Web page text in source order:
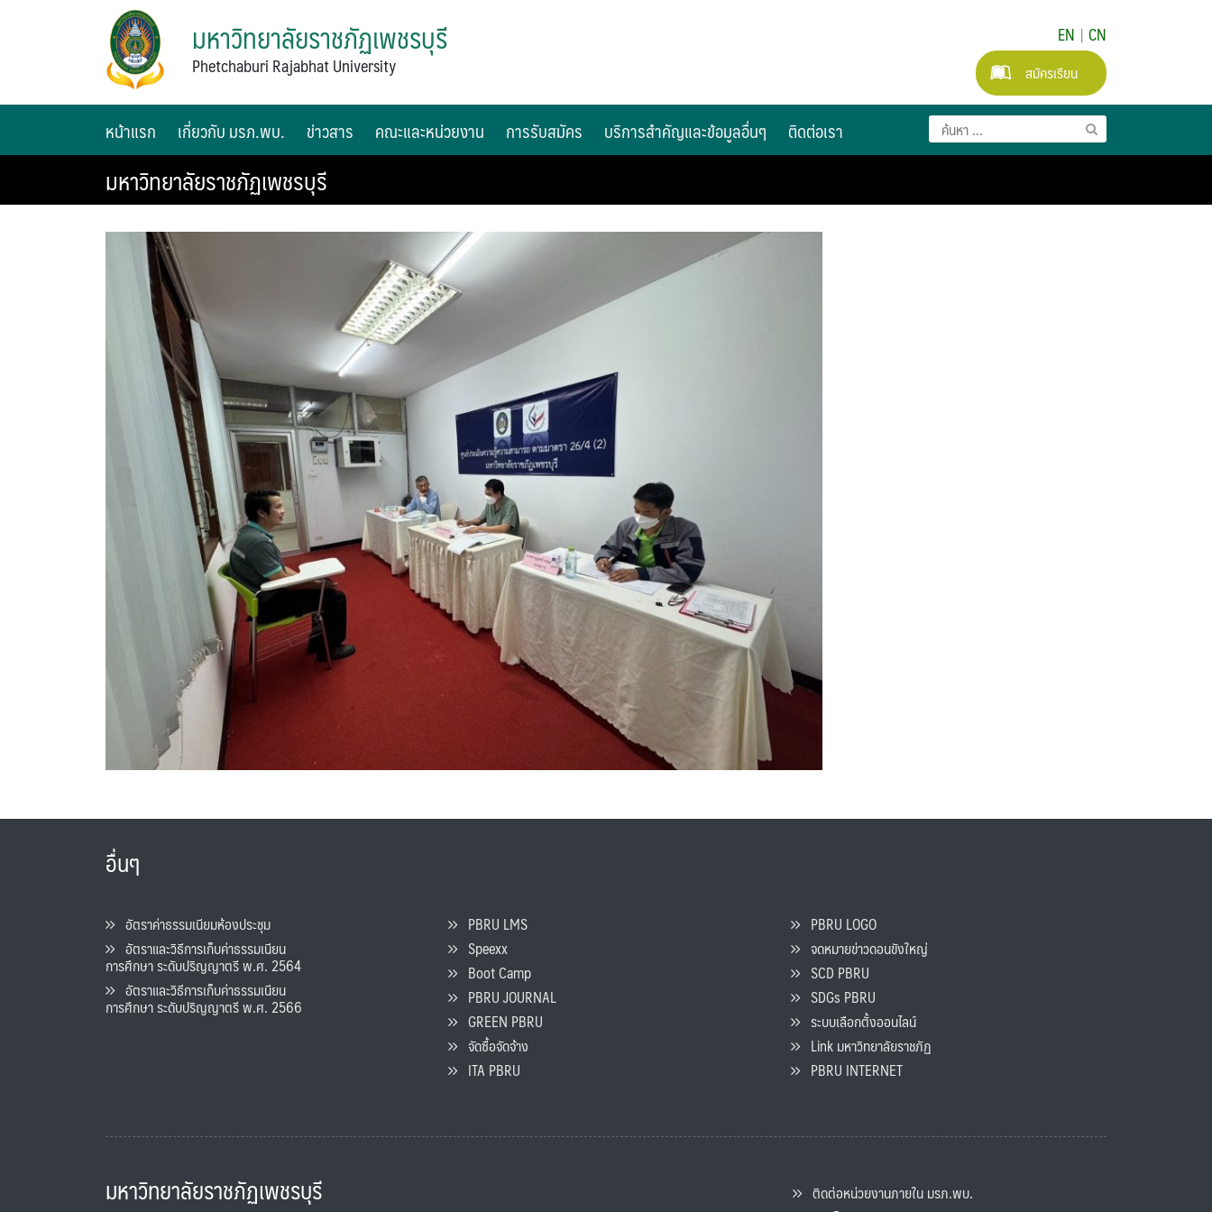
มหาวิทยาลัยราชภัฏเพชรบุรี
Phetchaburi Rajabhat University
EN | CN
สมัครเรียน
หน้าแรก เกี่ยวกับ มรภ.พบ. ข่าวสาร คณะและหน่วยงาน การรับสมัคร บริการสำคัญและข้อมูลอื่นๆ ติดต่อเรา
มหาวิทยาลัยราชภัฏเพชรบุรี
อื่นๆ
อัตราค่าธรรมเนียมห้องประชุม
อัตราและวิธีการเก็บค่าธรรมเนียน
การศึกษา ระดับปริญญาตรี พ.ศ. 2564
อัตราและวิธีการเก็บค่าธรรมเนียน
การศึกษา ระดับปริญญาตรี พ.ศ. 2566
PBRU LMS
Speexx
Boot Camp
PBRU JOURNAL
GREEN PBRU
จัดซื้อจัดจ้าง
ITA PBRU
PBRU LOGO
จดหมายข่าวดอนขังใหญ่
SCD PBRU
SDGs PBRU
ระบบเลือกตั้งออนไลน์
Link มหาวิทยาลัยราชภัฏ
PBRU INTERNET
มหาวิทยาลัยราชภัฏเพชรบุรี
ติดต่อหน่วยงานภายใน มรภ.พบ.